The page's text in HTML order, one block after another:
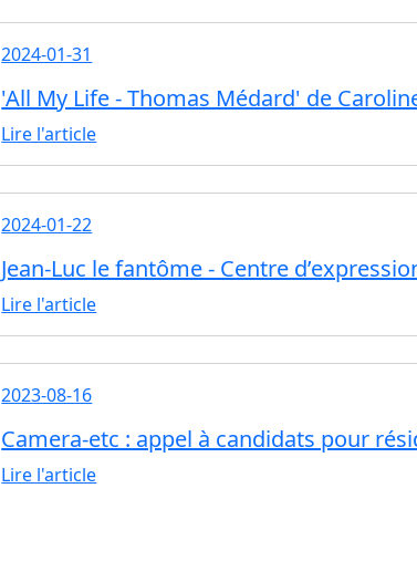
2024-01-31
'All My Life - Thomas Médard' de
Lire l'article
2024-01-22
Jean-Luc le fantôme - Centre
Lire l'article
2023-08-16
Camera-etc : appel à candidats pour
Lire l'article